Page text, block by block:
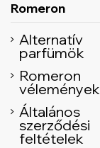
Romeron
Alternatív
parfümök
Romeron
vélemények
Általános
szerződési
feltételek